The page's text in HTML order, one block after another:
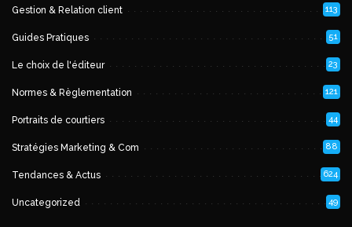
Gestion & Relation client 113
Guides Pratiques 51
Le choix de l'éditeur 23
Normes & Règlementation 121
Portraits de courtiers 44
Stratégies Marketing & Com 88
Tendances & Actus 624
Uncategorized 49